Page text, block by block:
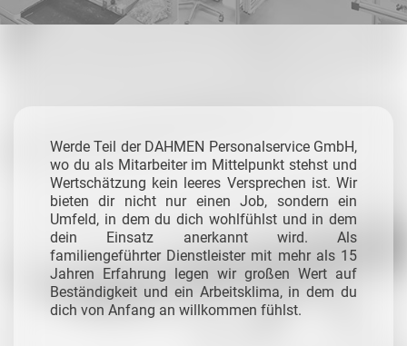
Werde Teil der DAHMEN Personalservice GmbH,
wo du als Mitarbeiter im Mittelpunkt stehst und
Wertschätzung kein leeres Versprechen ist. Wir
bieten dir nicht nur einen Job, sondern ein
Umfeld, in dem du dich wohlfühlst und in dem
dein Einsatz anerkannt wird. Als
familiengeführter Dienstleister mit mehr als 15
Jahren Erfahrung legen wir großen Wert auf
Beständigkeit und ein Arbeitsklima, in dem du
dich von Anfang an willkommen fühlst.